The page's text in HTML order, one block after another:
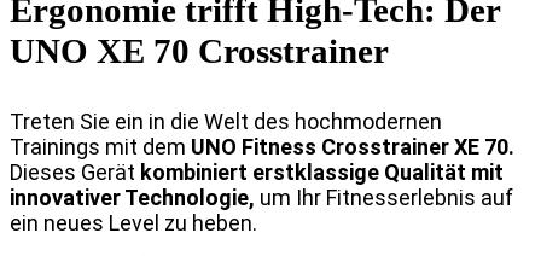
Ergonomie trifft High-Tech: Der
UNO XE 70 Crosstrainer
Treten Sie ein in die Welt des hochmodernen
Trainings mit dem UNO Fitness Crosstrainer XE 70.
Dieses Gerät kombiniert erstklassige Qualität mit
innovativer Technologie, um Ihr Fitnesserlebnis auf
ein neues Level zu heben.